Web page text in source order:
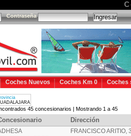
Contraseña
Coches Nuevos Coches Km 0 Coches
45 concesionarios | Mostrando 1 a 45
Dirección
FRANCISCO ARITIO,